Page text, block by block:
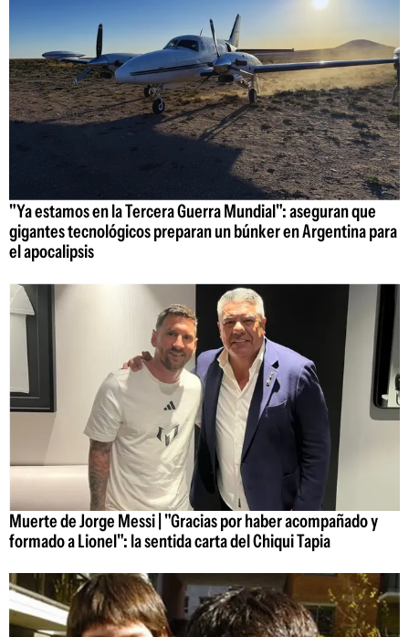
"Ya estamos en la Tercera Guerra Mundial": aseguran que
gigantes tecnológicos preparan un búnker en Argentina para
el apocalipsis
Muerte de Jorge Messi | "Gracias por haber acompañado y
formado a Lionel": la sentida carta del Chiqui Tapia